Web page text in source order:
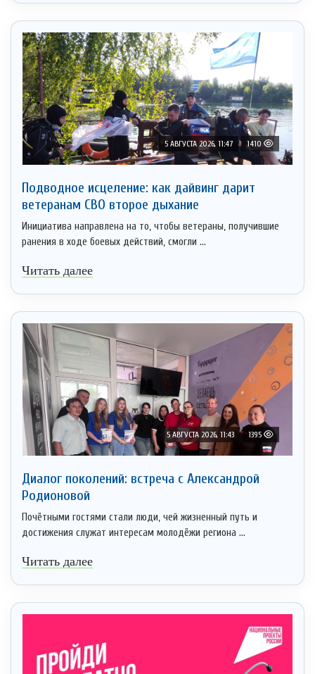
5 АВГУСТА 2026, 11:47 1410
Подводное исцеление: как дайвинг дарит
ветеранам СВО второе дыхание
Инициатива направлена на то, чтобы ветераны, получившие
ранения в ходе боевых действий, смогли ...
Читать далее
5 АВГУСТА 2026, 11:43 1395
Диалог поколений: встреча с Александрой
Родионовой
Почётными гостями стали люди, чей жизненный путь и
достижения служат интересам молодёжи региона ...
Читать далее